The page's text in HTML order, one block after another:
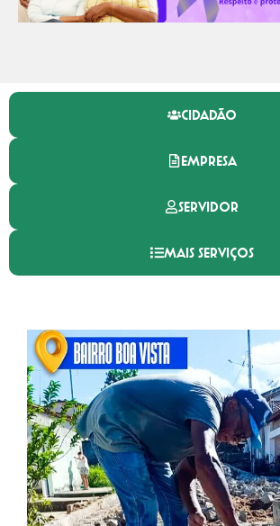
CIDADÃO
EMPRESA
SERVIDOR
MAIS SERVIÇOS